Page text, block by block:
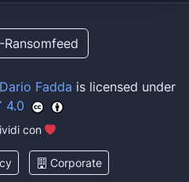
Ransomfeed
Dario Fadda is licensed under
4.0
con
Corporate